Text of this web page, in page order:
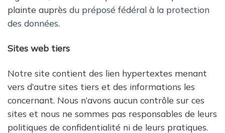
plainte auprès du préposé fédéral à la protection
des données.
Sites web tiers
Notre site contient des lien hypertextes menant
vers d’autre sites tiers et des informations les
concernant. Nous n’avons aucun contrôle sur ces
sites et nous ne sommes pas responsables de leurs
politiques de confidentialité ni de leurs pratiques.